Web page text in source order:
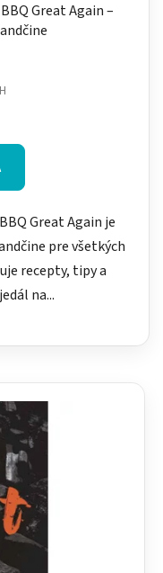
Great Again –
Great Again je
pre všetkých
recepty, tipy a
na...